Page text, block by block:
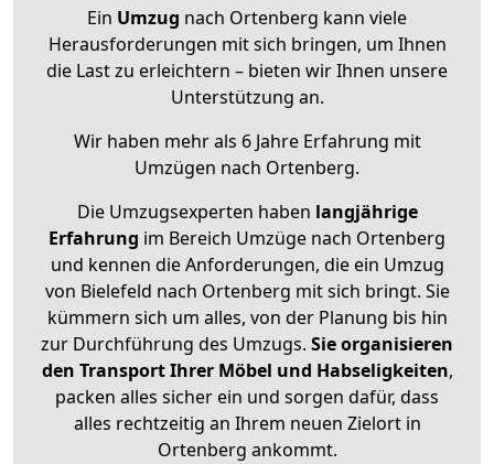
Ein Umzug nach Ortenberg kann viele
Herausforderungen mit sich bringen, um Ihnen
die Last zu erleichtern – bieten wir Ihnen unsere
Unterstützung an.
Wir haben mehr als 6 Jahre Erfahrung mit
Umzügen nach Ortenberg.
Die Umzugsexperten haben langjährige
Erfahrung im Bereich Umzüge nach Ortenberg
und kennen die Anforderungen, die ein Umzug
von Bielefeld nach Ortenberg mit sich bringt. Sie
kümmern sich um alles, von der Planung bis hin
zur Durchführung des Umzugs. Sie organisieren
den Transport Ihrer Möbel und Habseligkeiten,
packen alles sicher ein und sorgen dafür, dass
alles rechtzeitig an Ihrem neuen Zielort in
Ortenberg ankommt.